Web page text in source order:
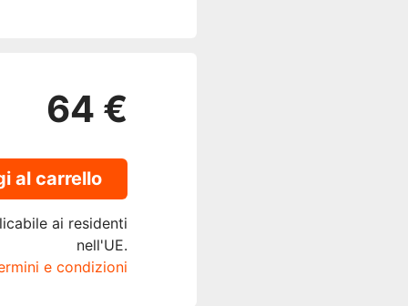
64 €
al carrello
ai residenti
nell'UE.
e condizioni